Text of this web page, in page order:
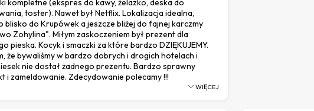
toster). Nawet był Netflix. Lokalizacja idealna,
blisko do Krupówek a jeszcze bliżej do fajnej karczmy
Zohylina". Miłym zaskoczeniem był prezent dla
pieska. Kocyk i smaczki za które bardzo DZIĘKUJEMY.
że bywaliśmy w bardzo dobrych i drogich hotelach i
nie dostał żadnego prezentu. Bardzo sprawny
i zameldowanie. Zdecydowanie polecamy !!!
WIĘCEJ